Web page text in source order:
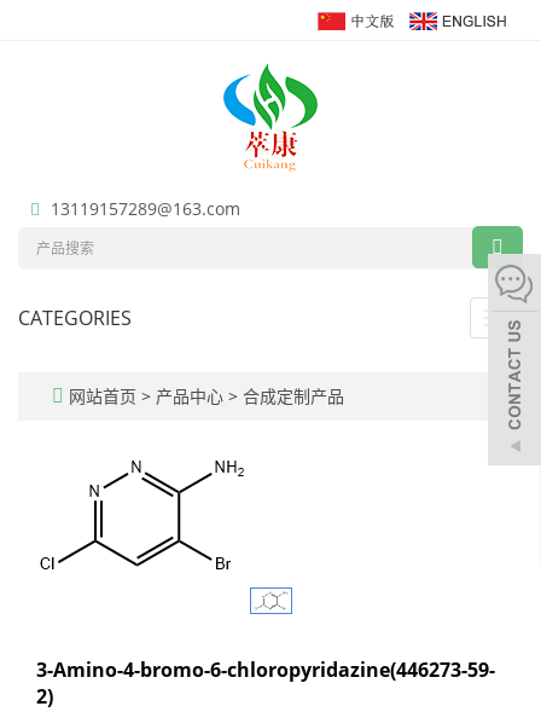
13119157289@163.com
CATEGORIES
网站首页 > 产品中心 > 合成定制产品
3-Amino-4-bromo-6-chloropyridazine(446273-59-
2)